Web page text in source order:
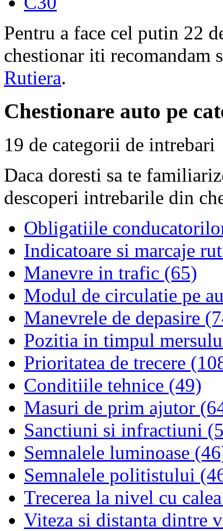
Pentru a face cel putin 22
chestionar iti
Rutiera.
Chestionare auto pe
19 de categorii de intrebari
Daca doresti sa te
descoperi intrebarile din
Obligatiile
Indicatoare si marcaje
Manevre in trafic (65)
Modul de circulatie pe
Manevrele de depasire
Pozitia in timpul
Prioritatea de trecere
Conditiile tehnice (49)
Masuri de prim ajutor
Sanctiuni si infractiuni
Semnalele luminoase
Semnalele politistului
Trecerea la nivel cu
Viteza si distanta dintre